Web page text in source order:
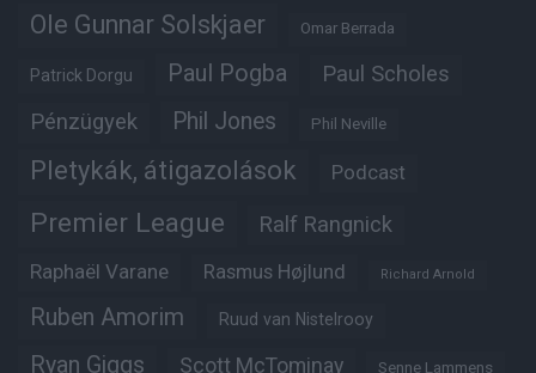
Ole Gunnar Solskjaer Omar Berrada
Patrick Dorgu Paul Pogba Paul Scholes
Pénzügyek Phil Jones Phil Neville
Pletykák, átigazolások Podcast
Premier League Ralf Rangnick
Raphaël Varane Rasmus Højlund Richard Arnold
Ruben Amorim Ruud van Nistelrooy
Ryan Giggs Scott McTominay Senne Lammens